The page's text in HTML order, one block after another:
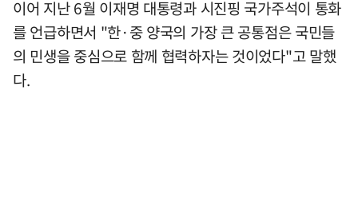
이어 지난 6월 이재명 대통령과 시진핑 국가주석이 통화
를 언급하면서 "한·중 양국의 가장 큰 공통점은 국민들
의 민생을 중심으로 함께 협력하자는 것이었다"고 말했
다.